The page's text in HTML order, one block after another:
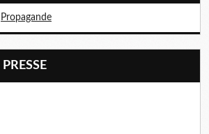
Propagande
PRESSE